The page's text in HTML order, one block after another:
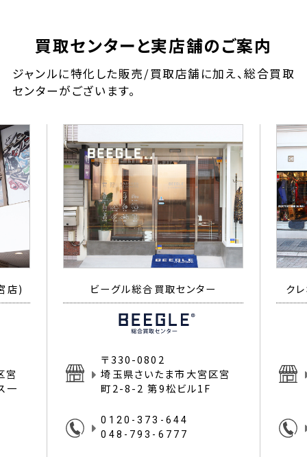
買取センターと実店舗のご案内
ジャンルに特化した販売/買取店舗に加え、総合買取
センターがございます。
店)
宮
一
ビーグル総合買取センター
〒330-0802
埼玉県さいたま市大宮区宮
町2-8-2 第9松ビル1F
0120-373-644
048-793-6777
ク